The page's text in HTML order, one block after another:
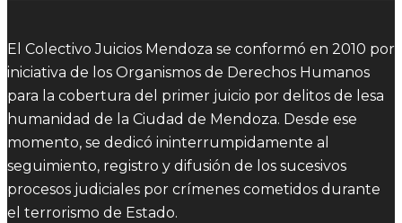
El Colectivo Juicios Mendoza se conformó en 2010 por
iniciativa de los Organismos de Derechos Humanos
para la cobertura del primer juicio por delitos de lesa
humanidad de la Ciudad de Mendoza. Desde ese
momento, se dedicó ininterrumpidamente al
seguimiento, registro y difusión de los sucesivos
procesos judiciales por crímenes cometidos durante
el terrorismo de Estado.